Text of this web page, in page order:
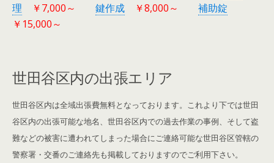
理
￥7,000～ 鍵作成 ￥8,000～
補助錠
￥15,000～
世田谷区内の出張エリア
世田谷区内は全域出張費無料となっております。これより下では世田
谷区内の出張可能な地名、世田谷区内での過去作業の事例、そして盗
難などの被害に遭われてしまった場合にご連絡可能な世田谷区管轄の
警察署・交番のご連絡先も掲載しておりますのでご利用下さい。